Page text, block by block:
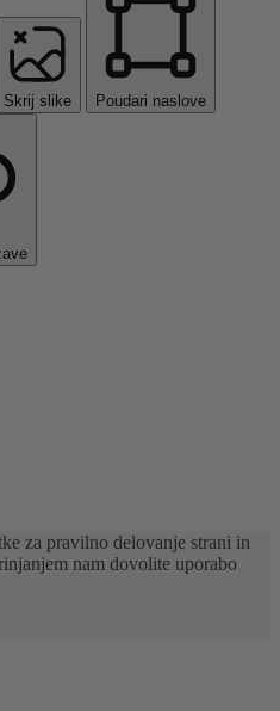
Skrij slike Poudari naslove
za pravilno delovanje strani in
nam dovolite uporabo